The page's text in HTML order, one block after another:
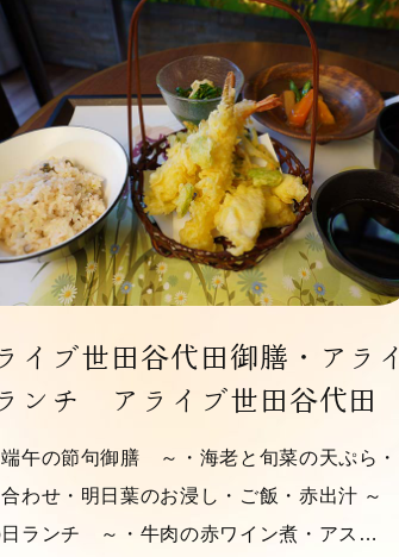
イブ世田谷代田御膳・アライ
ンチ アライブ世田谷代田
午の節句御膳 ～・海老と旬菜の天ぷら・
わせ・明日葉のお浸し・ご飯・赤出汁 ～
ランチ ～・牛肉の赤ワイン煮・アス…